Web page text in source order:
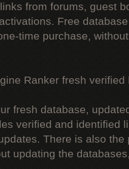
from forums, guest
Free
time purchase,
Ranker fresh verified
fresh database,
verified and identified
There is also
updating the